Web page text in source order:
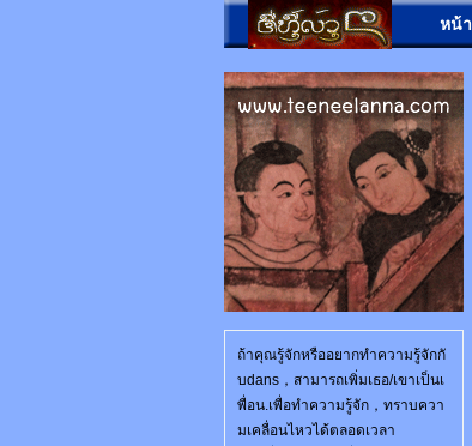
หน้
ถ้าคุณรู้จักหรืออยากทำความรู้จักกั
บdans，สามารถเพิ่มเธอ/เขาเป็นเ
พื่อน.เพื่อทำความรู้จัก，ทราบควา
มเคลื่อนไหวได้ตลอดเวลา